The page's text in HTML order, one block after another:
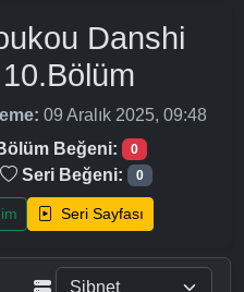
Danshi
10.Bölüm
09 Aralık 2025, 09:48
Beğeni: 0
Seri Beğeni: 0
Seri Sayfası